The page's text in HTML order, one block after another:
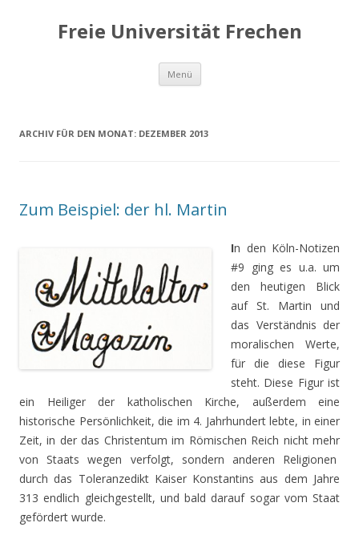
Freie Universität Frechen
Menü Zum
springen
ARCHIV FÜR DEN MONAT: DEZEMBER 2013
Zum Beispiel: der hl. Martin
In den Köln-Notizen
#9 ging es u.a. um
den heutigen Blick
auf St. Martin und
das Verständnis der
moralischen Werte,
für die diese Figur
steht. Diese Figur ist
ein Heiliger der katholischen Kirche, außerdem eine
historische Persönlichkeit, die im 4. Jahrhundert lebte, in einer
Zeit, in der das Christentum im Römischen Reich nicht mehr
von Staats wegen verfolgt, sondern anderen Religionen
durch das Toleranzedikt Kaiser Konstantins aus dem Jahre
313 endlich gleichgestellt, und bald darauf sogar vom Staat
gefördert wurde.